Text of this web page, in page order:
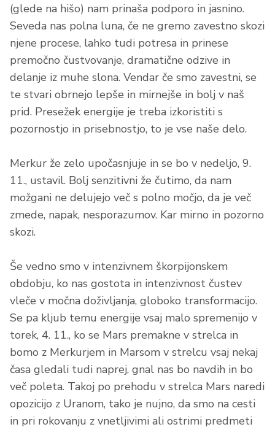
(glede na hišo) nam prinaša podporo in jasnino.
Seveda nas polna luna, če ne gremo zavestno skozi
njene procese, lahko tudi potresa in prinese
premočno čustvovanje, dramatične odzive in
delanje iz muhe slona. Vendar če smo zavestni, se
te stvari obrnejo lepše in mirnejše in bolj v naš
prid. Presežek energije je treba izkoristiti s
pozornostjo in prisebnostjo, to je vse naše delo.
Merkur že zelo upočasnjuje in se bo v nedeljo, 9.
11., ustavil. Bolj senzitivni že čutimo, da nam
možgani ne delujejo več s polno močjo, da je več
zmede, napak, nesporazumov. Kar mirno in pozorno
skozi.
Še vedno smo v intenzivnem škorpijonskem
obdobju, ko nas gostota in intenzivnost čustev
vleče v močna doživljanja, globoko transformacijo.
Se pa kljub temu energije vsaj malo spremenijo v
torek, 4. 11., ko se Mars premakne v strelca in
bomo z Merkurjem in Marsom v strelcu vsaj nekaj
časa gledali tudi naprej, gnal nas bo navdih in bo
več poleta. Takoj po prehodu v strelca Mars naredi
opozicijo z Uranom, tako je nujno, da smo na cesti
in pri rokovanju z vnetljivimi ali ostrimi predmeti